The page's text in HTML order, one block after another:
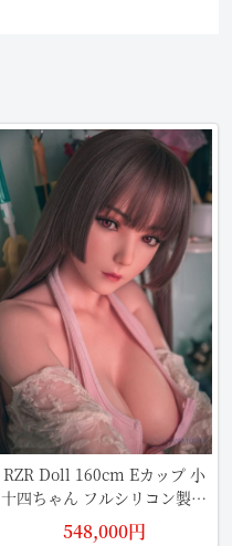
RZR Doll 160cm Eカップ 小
十四ちゃん フルシリコン製ラ
ブドール
548,000円